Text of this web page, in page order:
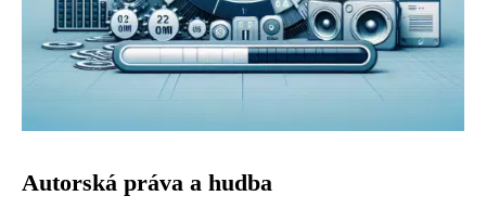
Autorská práva a hudba